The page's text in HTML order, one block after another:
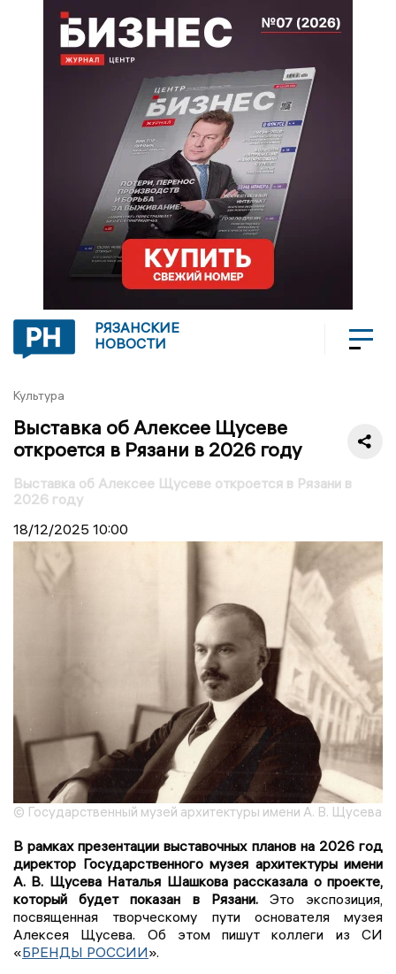
РЯЗАНСКИЕ
НОВОСТИ
Культура
Выставка об Алексее Щусеве
откроется в Рязани в 2026 году
Выставка об Алексее Щусеве откроется в Рязани в
2026 году
18/12/2025 10:00
© Государственный музей архитектуры имени А. В. Щусева
В рамках презентации выставочных планов на 2026 год
директор Государственного музея архитектуры имени
А. В. Щусева Наталья Шашкова рассказала о проекте,
который будет показан в Рязани.Это экспозиция,
посвященная творческому пути основателя музея
Алексея Щусева. Об этом пишут коллеги из СИ
«БРЕНДЫ РОССИИ».